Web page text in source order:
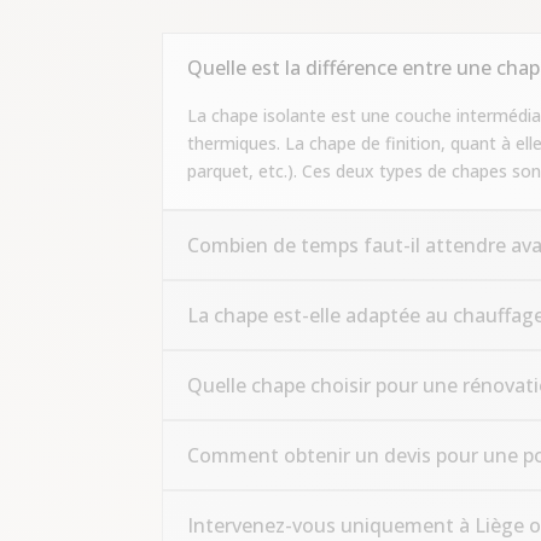
Quelle est la différence entre une
La chape isolante est une couche
thermiques. La chape de finition, quant à
parquet, etc.). Ces deux types de chapes
Combien de temps faut-il attendre
La chape est-elle adaptée au
Quelle chape choisir pour une
Comment obtenir un devis pour une
Intervenez-vous uniquement à Liège